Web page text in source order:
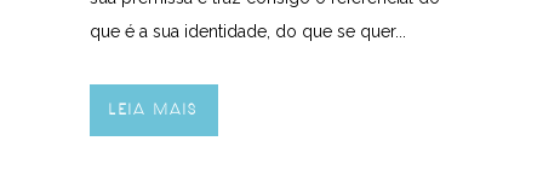
que é a sua identidade, do que se quer...
LEIA MAIS